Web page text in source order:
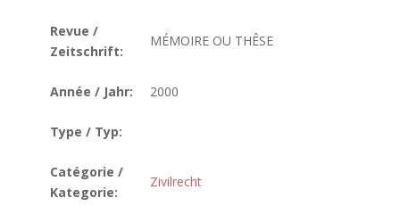
Revue /
Zeitschrift:
MÉMOIRE OU THÊSE
Année / Jahr: 2000
Type / Typ:
Catégorie /
Kategorie:
Zivilrecht